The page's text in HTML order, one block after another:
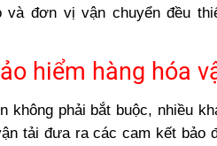
và đơn vị vận chuyển đều
hiểm hàng hóa
không phải bắt buộc, nhiều
tải đưa ra các cam kết bảo